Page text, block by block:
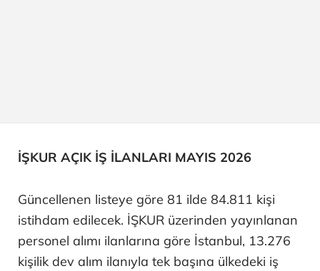
İŞKUR AÇIK İŞ İLANLARI MAYIS 2026
Güncellenen listeye göre 81 ilde 84.811 kişi
istihdam edilecek. İŞKUR üzerinden yayınlanan
personel alımı ilanlarına göre İstanbul, 13.276
kişilik dev alım ilanıyla tek başına ülkedeki iş